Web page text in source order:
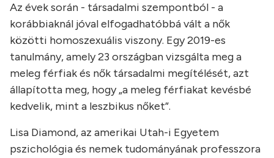
Az évek során - társadalmi szempontból - a
korábbiaknál jóval elfogadhatóbbá vált a nők
közötti homoszexuális viszony. Egy 2019-es
tanulmány, amely 23 országban vizsgálta meg a
meleg férfiak és nők társadalmi megítélését, azt
állapította meg, hogy „a meleg férfiakat kevésbé
kedvelik, mint a leszbikus nőket”.
Lisa Diamond, az amerikai Utah-i Egyetem
pszichológia és nemek tudományának professzora